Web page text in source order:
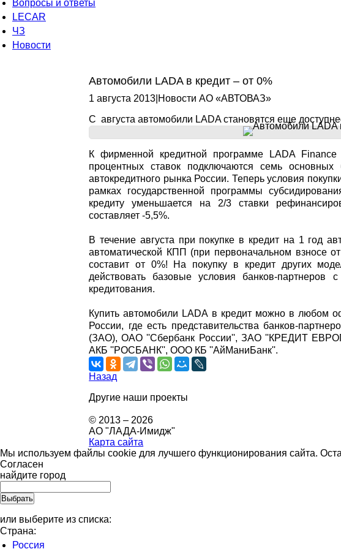
Вопросы и ответы
LECAR
ЧЗ
Новости
Автомобили LADA в кредит – от 0%
1 августа 2013 Новости АО «АВТОВАЗ»
С августа автомобили LADA становятся еще
К фирменной кредитной программе LADA Finance
процентных ставок подключаются семь
автокредитного рынка России. Теперь условия
рамках государственной программы
кредиту уменьшается на 2/3 ставки
составляет -5,5%.
В течение августа при покупке в кредит на 1 год
автоматической КПП (при первоначальном взносе
составит от 0%! На покупку в кредит других
действовать базовые условия банков-партнеров
кредитования.
Купить автомобили LADA в кредит можно в любом
России, где есть представительства банков-
(ЗАО), ОАО ''Сбербанк России'', ЗАО ''КРЕДИТ
АКБ ''РОСБАНК'', ООО КБ ''АйМаниБанк''.
Назад
Другие наши проекты
© 2013 – 2026
АО "ЛАДА-Имидж"
Карта сайта
Мы используем файлы cookie для лучшего функционирования сайта.
Согласен
найдите город
или выберите из списка:
Страна:
Россия